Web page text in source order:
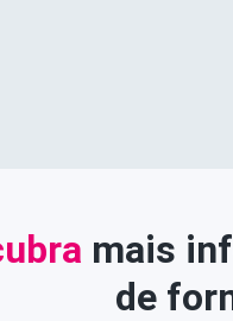
mais
de